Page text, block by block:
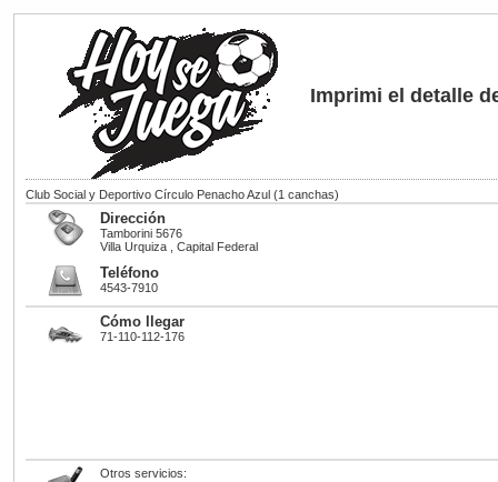
Imprimi el detalle
Club Social y Deportivo Círculo Penacho Azul (1 canchas)
Dirección
Tamborini 5676
Villa Urquiza , Capital Federal
Teléfono
4543-7910
Cómo llegar
71-110-112-176
Otros servicios: